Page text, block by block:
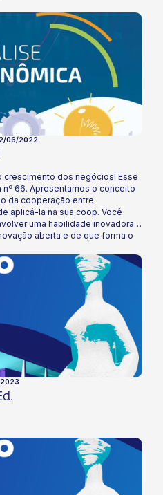
06/2022
crescimento dos negócios! Esse
66. Apresentamos o conceito
da cooperação entre
aplicá-la na sua coop. Você
uma habilidade inovadora,
aberta e de que forma o